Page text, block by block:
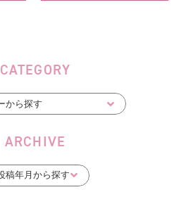
CATEGORY
ARCHIVE